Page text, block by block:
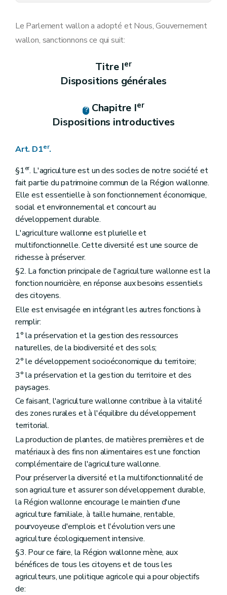
Art. D14
Moyens de conférer une date certaine à un document et computation des délais
Art. D15
Recours administratifs
Art. D18
De la récolte et de la gestion des données
Chapitre I
(Le système intégré de gestion et de contrôle « SIGeC »
(intitulé modifié par le décret du 8 juillet 2021, art. 5.))
Art. D20
Art. D22
Art. D23
Art. D24
Section 2 ((...) Abrogé par le décret du 8 juillet 2021, art. 4.)
Art. D25
Art. D26
Art. D27
Chapitre II La demande unique
Art. D28
Art. D29
Art. D30
Art. D31
Art. D32
Chapitre III
Section 1
Art. D33
Art. D35
Art. D36
Art. D37
Art. D38
Art. D39
Art. D40
Section 2
Art. D41
Art. D42
Section 3 Les traitements de données à caractère personnel relatives à l'aménagement foncier et à la politique foncière
Art. D44
Art. D45
Art. D46
Art. D47
Art. D48
Art. D49
Art. D50
Section 4 Les traitements de données à caractère personnel de l'observatoire foncier
Art. D51
Art. D52
Art. D53
Art. D54
Art. D55
Art. D56
Art. D56/1
Art. D57
Le Parlement wallon a adopté et Nous, Gouvernement
wallon, sanctionnons ce qui suit:
Titre Ier
Dispositions générales
Chapitre Ier
Dispositions introductives
Art. D1er.
§1er. L'agriculture est un des socles de notre société et
fait partie du patrimoine commun de la Région wallonne.
Elle est essentielle à son fonctionnement économique,
social et environnemental et concourt au
développement durable.
L'agriculture wallonne est plurielle et
multifonctionnelle. Cette diversité est une source de
richesse à préserver.
§2. La fonction principale de l'agriculture wallonne est la
fonction nourricière, en réponse aux besoins essentiels
des citoyens.
Elle est envisagée en intégrant les autres fonctions à
remplir:
1° la préservation et la gestion des ressources
naturelles, de la biodiversité et des sols;
2° le développement socioéconomique du territoire;
3° la préservation et la gestion du territoire et des
paysages.
Ce faisant, l'agriculture wallonne contribue à la vitalité
des zones rurales et à l'équilibre du développement
territorial.
La production de plantes, de matières premières et de
matériaux à des fins non alimentaires est une fonction
complémentaire de l'agriculture wallonne.
Pour préserver la diversité et la multifonctionnalité de
son agriculture et assurer son développement durable,
la Région wallonne encourage le maintien d'une
agriculture familiale, à taille humaine, rentable,
pourvoyeuse d'emplois et l'évolution vers une
agriculture écologiquement intensive.
§3. Pour ce faire, la Région wallonne mène, aux
bénéfices de tous les citoyens et de tous les
agriculteurs, une politique agricole qui a pour objectifs
de: